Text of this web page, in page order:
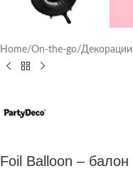
Home/On-the-go/Декорации
Foil Balloon –